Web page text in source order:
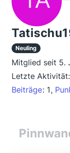
Neuling
Mitglied seit 5.
Letzte Aktivität:
Beiträge 1